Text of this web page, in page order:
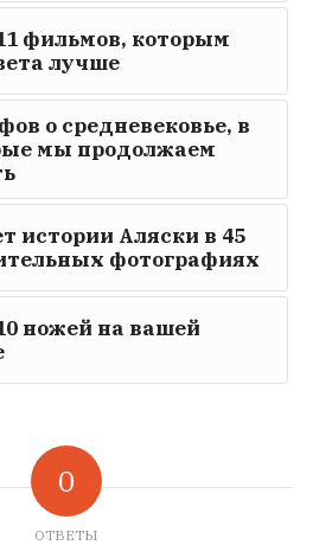
фильмов, которым
лучше
о средневековье, в
мы продолжаем
истории Аляски в 45
фотографиях
ножей на вашей
0
ОТВЕТЫ